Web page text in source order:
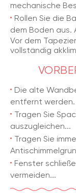
mechanische
Rollen Sie die
dem Boden aus.
Vor dem
vollständig
Die alte
entfernt werden.
Tragen Sie
auszugleichen...
Tragen Sie
Fenster
vermeiden...